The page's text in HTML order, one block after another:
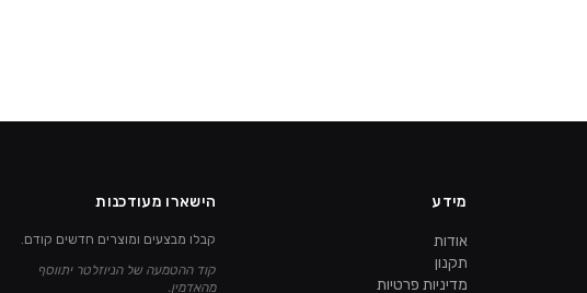
מידע
אודות
תקנון
מדיניות פרטיות
הישארו מעודכנות
קבלו מבצעים ומוצרים חדשים קודם.
קוד ההטמעה של הניוזלטר יתווסף
מהאדמין.